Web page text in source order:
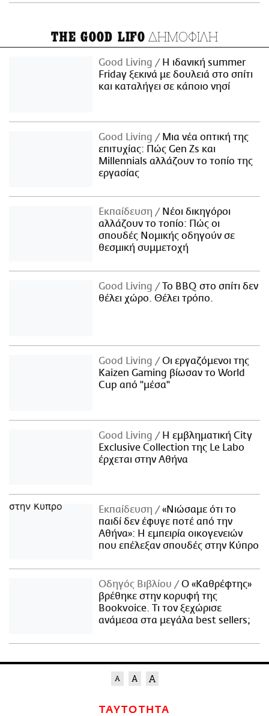
THE GOOD LIFO ΔΗΜΟΦΙΛΗ
Good Living
Η ιδανική summer
Friday ξεκινά με δουλειά στο σπίτι
και καταλήγει σε κάποιο νησί
Good Living
Μια νέα οπτική της
επιτυχίας: Πώς Gen Zs και
Millennials αλλάζουν το τοπίο της
εργασίας
Εκπαίδευση
Νέοι δικηγόροι
αλλάζουν το τοπίο: Πώς οι
σπουδές Νομικής οδηγούν σε
θεσμική συμμετοχή
Good Living
Το BBQ στο σπίτι δεν
θέλει χώρο. Θέλει τρόπο.
Good Living
Οι εργαζόμενοι της
Kaizen Gaming βίωσαν το World
Cup από "μέσα"
Good Living
Η εμβληματική City
Exclusive Collection της Le Labo
έρχεται στην Αθήνα
Εκπαίδευση
«Νιώσαμε ότι το
παιδί δεν έφυγε ποτέ από την
Αθήνα»: Η εμπειρία οικογενειών
που επέλεξαν σπουδές στην Κύπρο
Οδηγός Βιβλίου
Ο «Καθρέφτης»
βρέθηκε στην κορυφή της
Bookvoice. Τι τον ξεχώρισε
ανάμεσα στα μεγάλα best sellers;
ΤΑΥΤΟΤΗΤΑ